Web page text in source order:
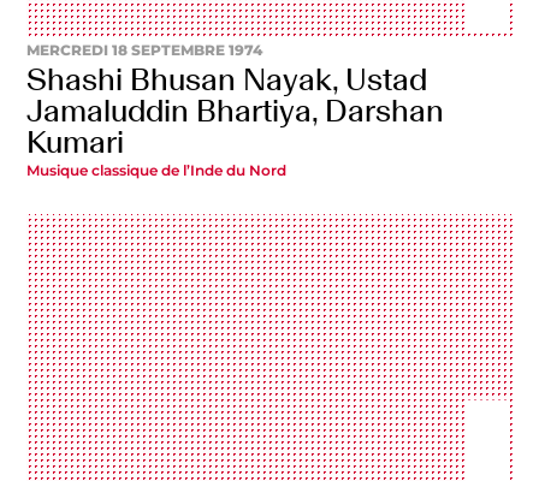
MERCREDI 18 SEPTEMBRE 1974
Shashi Bhusan Nayak, Ustad
Jamaluddin Bhartiya, Darshan
Kumari
Musique classique de l’Inde du Nord